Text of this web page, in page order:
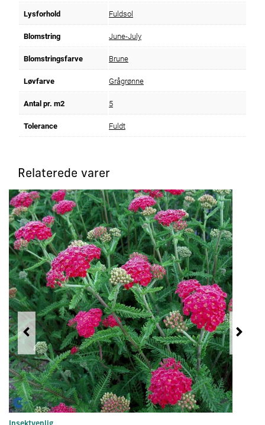
Lysforhold Fuldsol
Blomstring June-July
Blomstringsfarve Brune
Løvfarve Grågrønne
Antal pr. m2 5
Tolerance Fuldt
Relaterede varer